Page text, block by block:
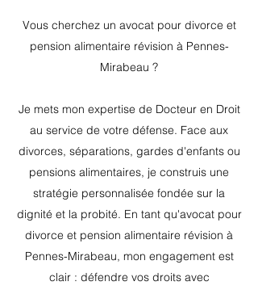
Vous cherchez un avocat pour divorce et
pension alimentaire révision à Pennes-
Mirabeau ?
Je mets mon expertise de Docteur en Droit
au service de votre défense. Face aux
divorces, séparations, gardes d'enfants ou
pensions alimentaires, je construis une
stratégie personnalisée fondée sur la
dignité et la probité. En tant qu'avocat pour
divorce et pension alimentaire révision à
Pennes-Mirabeau, mon engagement est
clair : défendre vos droits avec